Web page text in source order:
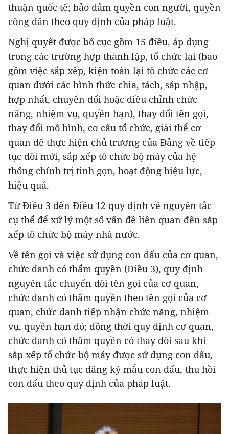
thuận quốc tế; bảo đảm quyền con người, quyền
công dân theo quy định của pháp luật.
Nghị quyết được bố cục gồm 15 điều, áp dụng
trong các trường hợp thành lập, tổ chức lại (bao
gồm việc sắp xếp, kiện toàn lại tổ chức các cơ
quan dưới các hình thức chia, tách, sáp nhập,
hợp nhất, chuyển đổi hoặc điều chỉnh chức
năng, nhiệm vụ, quyền hạn), thay đổi tên gọi,
thay đổi mô hình, cơ cấu tổ chức, giải thể cơ
quan để thực hiện chủ trương của Đảng về tiếp
tục đổi mới, sắp xếp tổ chức bộ máy của hệ
thống chính trị tinh gọn, hoạt động hiệu lực,
hiệu quả.
Từ Điều 3 đến Điều 12 quy định về nguyên tắc
cụ thể để xử lý một số vấn đề liên quan đến sắp
xếp tổ chức bộ máy nhà nước.
Về tên gọi và việc sử dụng con dấu của cơ quan,
chức danh có thẩm quyền (Điều 3), quy định
nguyên tắc chuyển đổi tên gọi của cơ quan,
chức danh có thẩm quyền theo tên gọi của cơ
quan, chức danh tiếp nhận chức năng, nhiệm
vụ, quyền hạn đó; đồng thời quy định cơ quan,
chức danh có thẩm quyền có thay đổi sau khi
sắp xếp tổ chức bộ máy được sử dụng con dấu,
thực hiện thủ tục đăng ký mẫu con dấu, thu hồi
con dấu theo quy định của pháp luật.